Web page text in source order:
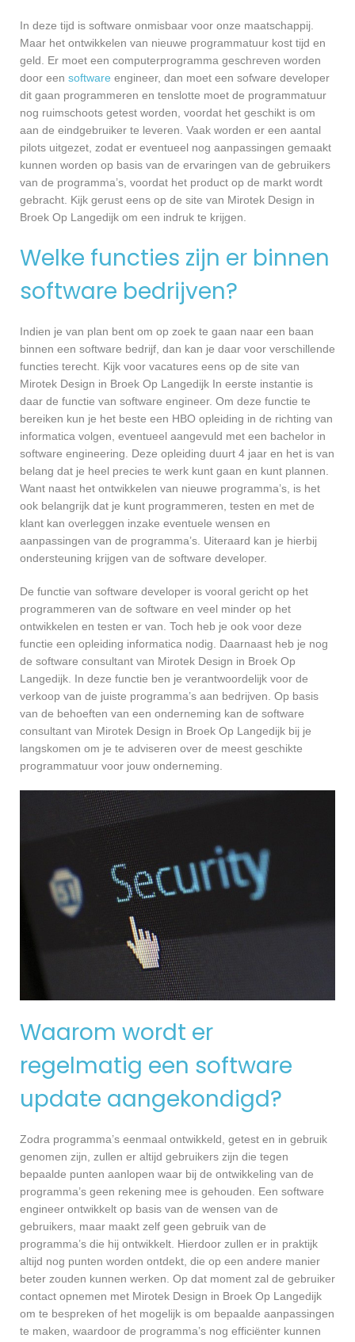
In deze tijd is software onmisbaar voor onze maatschappij.
Maar het ontwikkelen van nieuwe programmatuur kost tijd en
geld. Er moet een computerprogramma geschreven worden
door een software engineer, dan moet een sofware developer
dit gaan programmeren en tenslotte moet de programmatuur
nog ruimschoots getest worden, voordat het geschikt is om
aan de eindgebruiker te leveren. Vaak worden er een aantal
pilots uitgezet, zodat er eventueel nog aanpassingen gemaakt
kunnen worden op basis van de ervaringen van de gebruikers
van de programma’s, voordat het product op de markt wordt
gebracht. Kijk gerust eens op de site van Mirotek Design in
Broek Op Langedijk om een indruk te krijgen.
Welke functies zijn er binnen
software bedrijven?
Indien je van plan bent om op zoek te gaan naar een baan
binnen een software bedrijf, dan kan je daar voor verschillende
functies terecht. Kijk voor vacatures eens op de site van
Mirotek Design in Broek Op Langedijk In eerste instantie is
daar de functie van software engineer. Om deze functie te
bereiken kun je het beste een HBO opleiding in de richting van
informatica volgen, eventueel aangevuld met een bachelor in
software engineering. Deze opleiding duurt 4 jaar en het is van
belang dat je heel precies te werk kunt gaan en kunt plannen.
Want naast het ontwikkelen van nieuwe programma’s, is het
ook belangrijk dat je kunt programmeren, testen en met de
klant kan overleggen inzake eventuele wensen en
aanpassingen van de programma’s. Uiteraard kan je hierbij
ondersteuning krijgen van de software developer.
De functie van software developer is vooral gericht op het
programmeren van de software en veel minder op het
ontwikkelen en testen er van. Toch heb je ook voor deze
functie een opleiding informatica nodig. Daarnaast heb je nog
de software consultant van Mirotek Design in Broek Op
Langedijk. In deze functie ben je verantwoordelijk voor de
verkoop van de juiste programma’s aan bedrijven. Op basis
van de behoeften van een onderneming kan de software
consultant van Mirotek Design in Broek Op Langedijk bij je
langskomen om je te adviseren over de meest geschikte
programmatuur voor jouw onderneming.
Waarom wordt er
regelmatig een software
update aangekondigd?
Zodra programma’s eenmaal ontwikkeld, getest en in gebruik
genomen zijn, zullen er altijd gebruikers zijn die tegen
bepaalde punten aanlopen waar bij de ontwikkeling van de
programma’s geen rekening mee is gehouden. Een software
engineer ontwikkelt op basis van de wensen van de
gebruikers, maar maakt zelf geen gebruik van de
programma’s die hij ontwikkelt. Hierdoor zullen er in praktijk
altijd nog punten worden ontdekt, die op een andere manier
beter zouden kunnen werken. Op dat moment zal de gebruiker
contact opnemen met Mirotek Design in Broek Op Langedijk
om te bespreken of het mogelijk is om bepaalde aanpassingen
te maken, waardoor de programma’s nog efficiënter kunnen